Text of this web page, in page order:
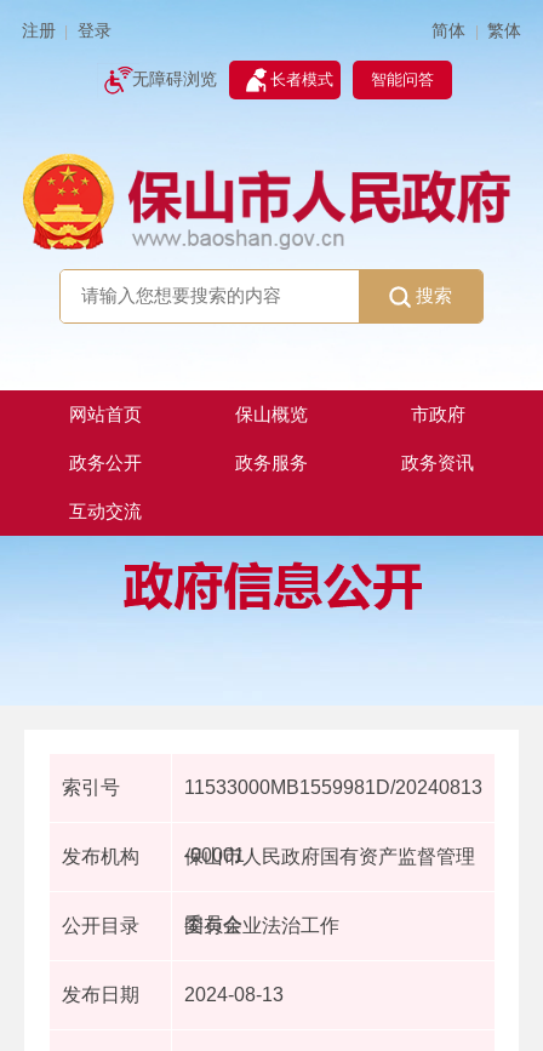
注册 登录 简体 | 繁体
无障碍浏览 长者模式 智能问答
搜索
网站首页 保山概览 市政府
政务公开 政务服务 政务资讯
互动交流
索引号 11533000MB1559981D/20240813
-00001
发布机构 保山市人民政府国有资产监督管理
委员会
公开目录 国有企业法治工作
发布日期 2024-08-13